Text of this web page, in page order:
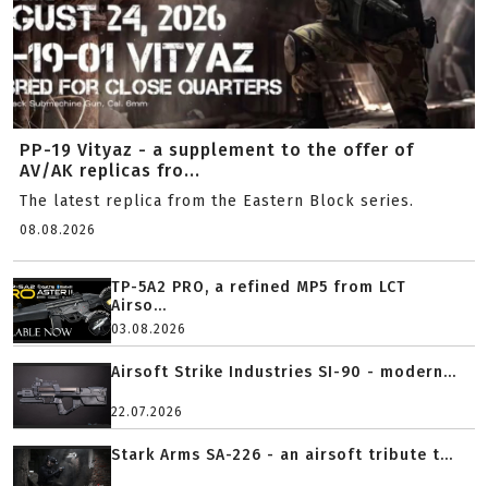
PP-19 Vityaz - a supplement to the offer of
AV/AK replicas fro...
The latest replica from the Eastern Block series.
08.08.2026
TP-5A2 PRO, a refined MP5 from LCT
Airso...
03.08.2026
Airsoft Strike Industries SI-90 - modern...
22.07.2026
Stark Arms SA-226 - an airsoft tribute t...